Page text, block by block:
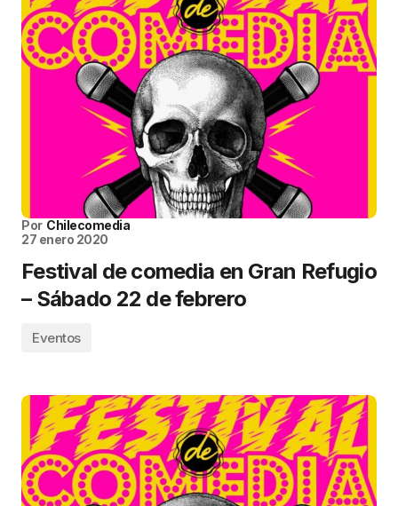
Por Chilecomedia
27 enero 2020
Festival de comedia en Gran Refugio
– Sábado 22 de febrero
Eventos